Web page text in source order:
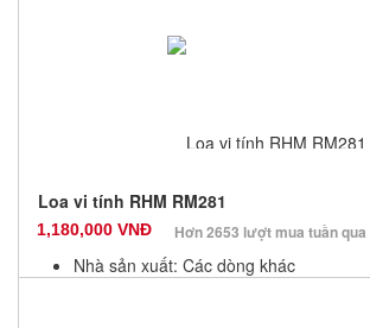
Số lượng: 100
Loa vi tính RHM RM281
1,180,000 VNĐ Hơn 2653 lượt mua tuần qua
Nhà sản xuất: Các dòng khác